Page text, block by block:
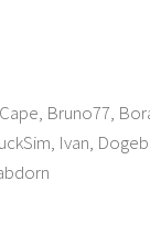
Bruno77,
Ivan,